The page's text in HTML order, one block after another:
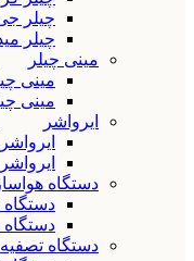
چیلر
چیلر
مینی چیلر
مینی
مینی
ایرواشر
دستگاه
دستگاه
دستگاه تصفیه